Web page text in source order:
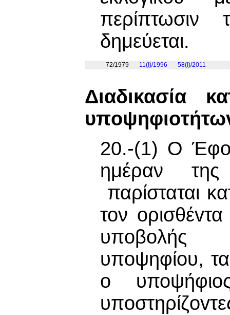
δημεύεται.
72/1979 11(I)/1996 58(I)/2011
Διαδικασία
20.-(1) Ο
ημέραν της
παρίσταται
τον
υπoβoλής
υπoψηφίoυ, τα
o